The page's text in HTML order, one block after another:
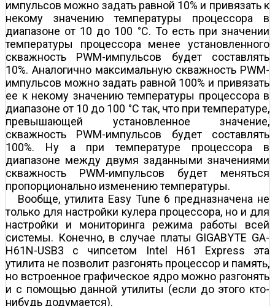
импульсов можно задать равной 10% и привязать к
некому значению температуры процессора в
диапазоне от 10 до 100 °С. То есть при значении
температуры процессора менее установленного
скважность PWM-импульсов будет составлять
10%. Аналогично максимальную скважность PWM-
импульсов можно задать равной 100% и привязать
ее к некому значению температуры процессора в
диапазоне от 10 до 100 °С так, что при температуре,
превышающей установленное значение,
скважность PWM-импульсов будет составлять
100%. Ну а при температуре процессора в
диапазоне между двумя заданными значениями
скважность PWM-импульсов будет меняться
пропорционально изменению температуры.
Вообще, утилита Easy Tune 6 предназначена не
только для настройки кулера процессора, но и для
настройки и мониторинга режима работы всей
системы. Конечно, в случае платы GIGABYTE GA-
H61N-USB3 с чипсетом Intel H61 Express эта
утилита не позволит разгонять процессор и память,
но встроенное графическое ядро можно разгонять
и с помощью данной утилиты (если до этого кто­
нибудь додумается).